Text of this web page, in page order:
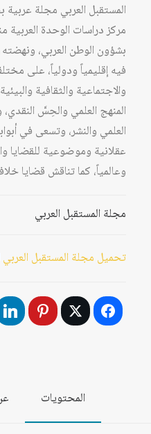
المستقبل العربي مجلة
بشؤون الوطن العربي،
فيه إقليمياً ودولياً، على
والاجتماعية والثقافية
المنهج العلمي والحِسَّ
العلمي والنشر، وتسعى في
عقلانية وموضوعية للقضايا
وعالمياً، كما تناقش قضايا
مجلة المستقبل العربي
تحميل مجلة المستقبل العربي
المحتويات